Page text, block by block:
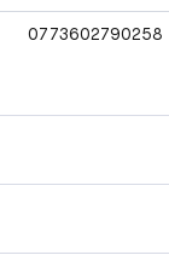
0773602790258